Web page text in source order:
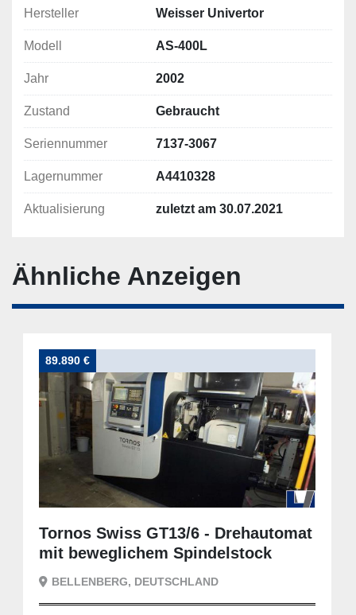
Hersteller Weisser Univertor
Modell AS-400L
Jahr 2002
Zustand Gebraucht
Seriennummer 7137-3067
Lagernummer A4410328
Aktualisierung zuletzt am 30.07.2021
Ähnliche Anzeigen
89.890 €
Tornos Swiss GT13/6 - Drehautomat
mit beweglichem Spindelstock
BELLENBERG, DEUTSCHLAND